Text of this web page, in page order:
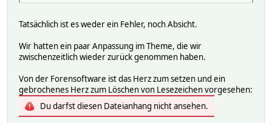
Tatsächlich ist es weder ein Fehler, noch Absicht.
Wir hatten ein paar Anpassung im Theme, die wir
zwischenzeitlich wieder zurück genommen haben.
Von der Forensoftware ist das Herz zum setzen und ein
gebrochenes Herz zum Löschen von Lesezeichen vorgesehen:
Du darfst diesen Dateianhang nicht ansehen.